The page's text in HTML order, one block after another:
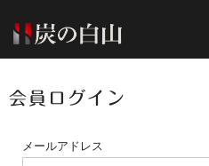
会員ログイン
メールアドレス